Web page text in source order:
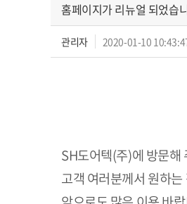
홈페이지가 리뉴얼 되었습
관리자 2020-01-10
SH도어텍(주)에 방문해
고객 여러분께서 원하